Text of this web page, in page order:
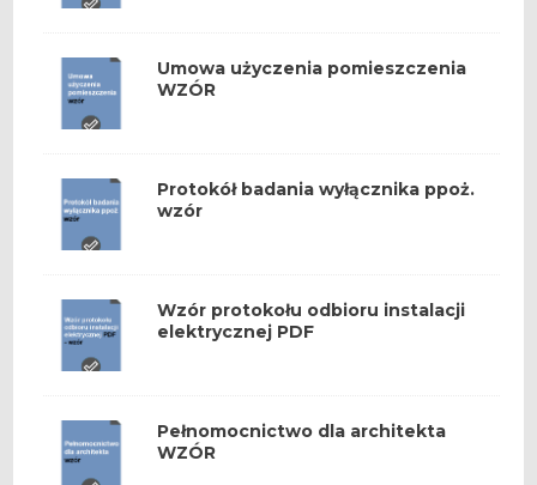
Umowa użyczenia pomieszczenia
WZÓR
Protokół badania wyłącznika ppoż.
wzór
Wzór protokołu odbioru instalacji
elektrycznej PDF
Pełnomocnictwo dla architekta
WZÓR